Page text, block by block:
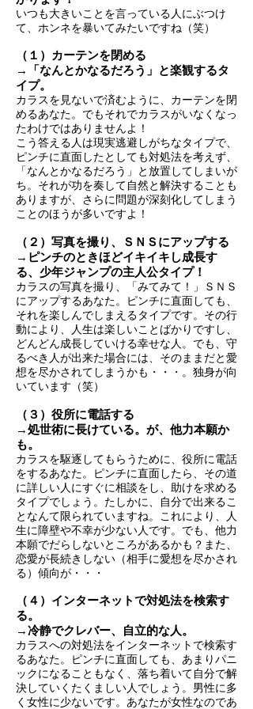
いつも大きいことを言っている人にぶつけ
て、ホンネを暴いてみたいですね（笑）
（１）カーテンを閉める
→「なんとかなるだろう」と楽観するタ
イプ。
カラスを見ないで済むように、カーテンを閉
めるあなた。でもそれでカラスがいなくなっ
たわけではありませんよ！
こう答える人は現実逃避しがちなタイプで、
ピンチに直面したとしても対処法を考えず、
「なんとかなるだろう」と放置してしまいが
ち。それが功を奏して自然と解決することも
ありますが、さらに問題が深刻化してしまう
ことのほうが多いですよ！
（２）写真を撮り、ＳＮＳにアップする
→ピンチのときほどイキイキし成長す
る、少年ジャンプの主人公タイプ！
カラスの写真を撮り、「みてみて！」ＳＮＳ
にアップするあなた。ピンチに直面しても、
それを楽しんでしまえるタイプです。その行
動により、人生は楽しいことばかりですし、
どんどん成長していける幸せな人。でも、守
るべき人が出来た場合には、そのままだと愛
想を尽かされてしまうかも・・・。独身が向
いています（笑）
（３）役所に電話する
→処世術に長けている。が、他力本願か
も。
カラスを駆逐してもらうために、役所に電話
をするあなた。ピンチに直面したら、その道
に詳しい人にすぐに相談をし、助けを求める
タイプでしょう。たしかに、自分で出来るこ
となんて限られていますね。これにより、人
生に障壁や不幸が少ない人です。でも、他力
本願でだらしないところがあるかも？また、
恋愛が長続きしない（相手に愛想を尽かされ
る）傾向が・・・
（４）インターネットで対処法を検索す
る。
→冷静でクレバー、自立的な人。
カラスへの対処法をインターネットで検索す
るあなた。ピンチに直面しても、あまりパニ
ックになることもなく、落ち着いて自分で解
決していくたくましい人でしょう。男性に多
く女性に少ないです。あなたが女性なのであ